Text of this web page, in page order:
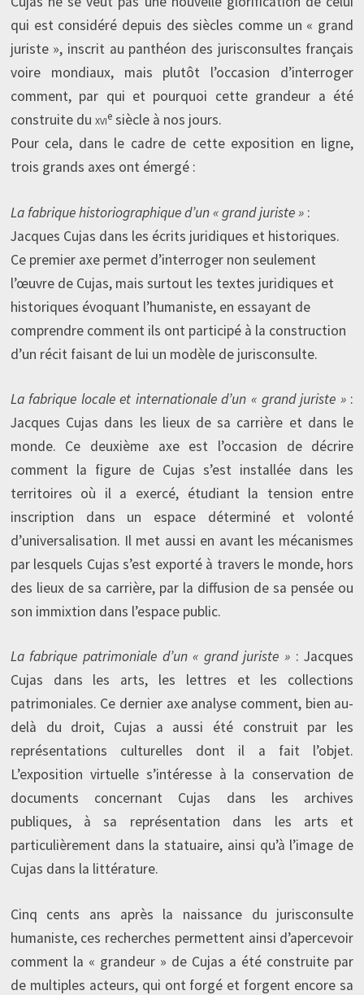
qui est considéré depuis des siècles comme un « grand
juriste », inscrit au panthéon des jurisconsultes français
voire mondiaux, mais plutôt l’occasion d’interroger
comment, par qui et pourquoi cette grandeur a été
construite du xviesiècle à nos jours.
Pour cela, dans le cadre de cette exposition en ligne,
trois grands axes ont émergé :
La fabrique historiographique d’un « grand juriste »:
Jacques Cujas dans les écrits juridiques et historiques.
Ce premier axe permet d’interroger non seulement
l’œuvre de Cujas, mais surtout les textes juridiques et
historiques évoquant l’humaniste, en essayant de
comprendre comment ils ont participé à la construction
d’un récit faisant de lui un modèle de jurisconsulte.
La fabrique locale et internationale d’un « grand juriste »:
Jacques Cujas dans les lieux de sa carrière et dans le
monde. Ce deuxième axe est l’occasion de décrire
comment la figure de Cujas s’est installée dans les
territoires où il a exercé, étudiant la tension entre
inscription dans un espace déterminé et volonté
d’universalisation. Il met aussi en avant les mécanismes
par lesquels Cujas s’est exporté à travers le monde, hors
des lieux de sa carrière, par la diffusion de sa pensée ou
son immixtion dans l’espace public.
La fabrique patrimoniale d’un « grand juriste » : Jacques
Cujas dans les arts, les lettres et les collections
patrimoniales. Ce dernier axe analyse comment, bien au-
delà du droit, Cujas a aussi été construit par les
représentations culturelles dont il a fait l’objet.
L’exposition virtuelle s’intéresse à la conservation de
documents concernant Cujas dans les archives
publiques, à sa représentation dans les arts et
particulièrement dans la statuaire, ainsi qu’à l’image de
Cujas dans la littérature.
Cinq cents ans après la naissance du jurisconsulte
humaniste, ces recherches permettent ainsi d’apercevoir
comment la « grandeur » de Cujas a été construite par
de multiples acteurs, qui ont forgé et forgent encore sa